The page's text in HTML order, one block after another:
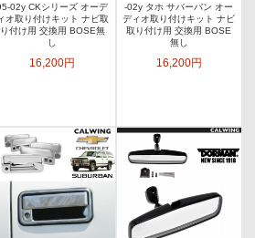
02y CKシリーズ オーデ
オ取り付けキット ナビ取
り付け用 交換用 BOSE無
し
16,200円
-02y タホ サバーバン オー
ディオ取り付けキット ナビ
取り付け用 交換用 BOSE
無し
16,200円